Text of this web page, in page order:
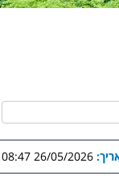
26/05/2026 08:47